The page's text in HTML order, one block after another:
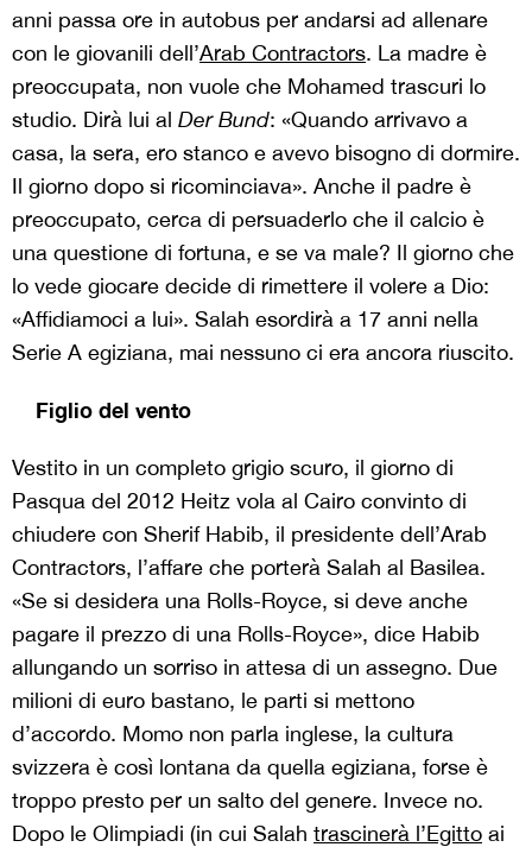
anni passa ore in autobus per andarsi ad allenare
con le giovanili dell’Arab Contractors. La madre è
preoccupata, non vuole che Mohamed trascuri lo
studio. Dirà lui al Der Bund: «Quando arrivavo a
casa, la sera, ero stanco e avevo bisogno di dormire.
Il giorno dopo si ricominciava». Anche il padre è
preoccupato, cerca di persuaderlo che il calcio è
una questione di fortuna, e se va male? Il giorno che
lo vede giocare decide di rimettere il volere a Dio:
«Affidiamoci a lui». Salah esordirà a 17 anni nella
Serie A egiziana, mai nessuno ci era ancora riuscito.
Figlio del vento
Vestito in un completo grigio scuro, il giorno di
Pasqua del 2012 Heitz vola al Cairo convinto di
chiudere con Sherif Habib, il presidente dell’Arab
Contractors, l’affare che porterà Salah al Basilea.
«Se si desidera una Rolls-Royce, si deve anche
pagare il prezzo di una Rolls-Royce», dice Habib
allungando un sorriso in attesa di un assegno. Due
milioni di euro bastano, le parti si mettono
d’accordo. Momo non parla inglese, la cultura
svizzera è così lontana da quella egiziana, forse è
troppo presto per un salto del genere. Invece no.
Dopo le Olimpiadi (in cui Salah trascinerà l’Egitto ai